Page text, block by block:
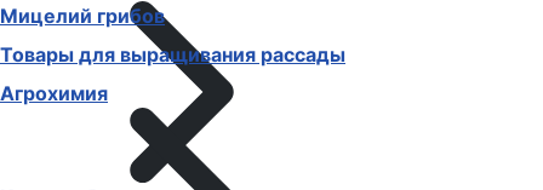
Мицелий грибов
Товары для выращивания рассады
Агрохимия